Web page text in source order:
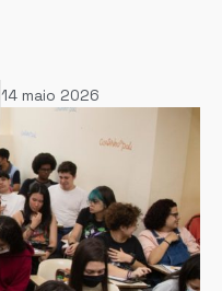
14 maio 2026